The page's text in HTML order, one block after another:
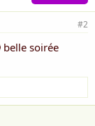
#2
belle soirée